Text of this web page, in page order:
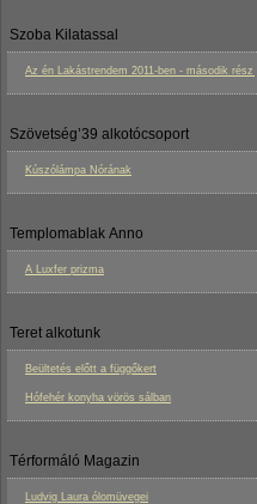
Szoba Kilatassal
Az én Lakástrendem 2011-ben - második rész
Szövetség’39 alkotócsoport
Kúszólámpa Nórának
Templomablak Anno
A Luxfer prizma
Teret alkotunk
Beültetés előtt a függőkert
Hófehér konyha vörös sálban
Térformáló Magazin
Ludvig Laura ólomüvegei